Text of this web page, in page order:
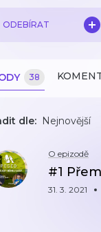
ODEBÍRAT
38
dle: Nejnovější
O epizodě
#1
31. 3. 2021